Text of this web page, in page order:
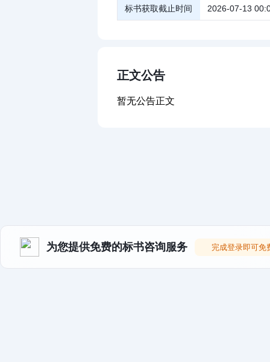
标书获取截止时间 2026-07-13
正文公告
暂无公告正文
为您提供免费的标书咨询服务 完成登录即可免